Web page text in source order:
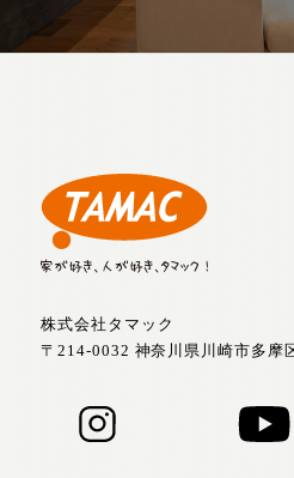
株式会社タマック
〒214-0032 神奈川県川崎市多摩